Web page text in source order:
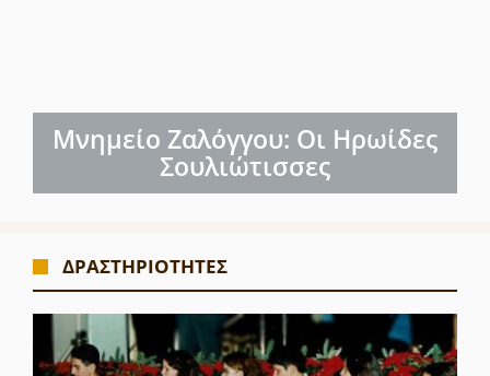
Μνημείο Ζαλόγγου: Οι Ηρωίδες
Σουλιώτισσες
ΔΡΑΣΤΗΡΙΟΤΗΤΕΣ